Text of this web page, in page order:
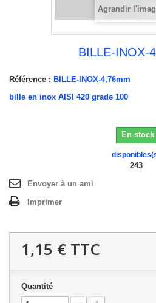
Agrandir
BILLE-INOX-
Référence : BILLE-INOX-4,76mm
bille en inox AISI 420 grade 100
En stock
243
Envoyer à un ami
Imprimer
1,15 € TTC
Quantité